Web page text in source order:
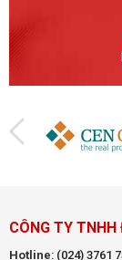
CÔNG TY
Hotline: (024) 3761